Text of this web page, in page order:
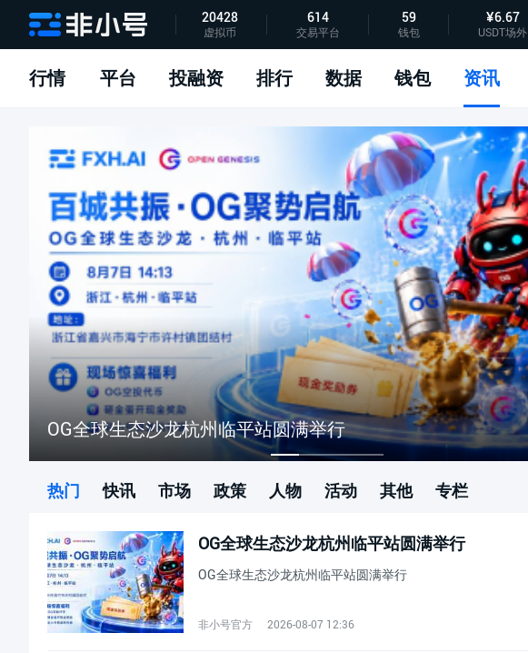
APP下载
指标说明
问题反馈
20428
虚拟币
614
交易平台
59
钱包
¥6.67
USDT场外
行情 平台 投融资 排行 数据 钱包 资讯
OG全球生态沙龙杭州临平站圆满举行
热门 快讯 市场 政策 人物 活动 其他 专栏
OG全球生态沙龙杭州临平站圆满举行
OG全球生态沙龙杭州临平站圆满举行
非小号官方 2026-08-07 12:36